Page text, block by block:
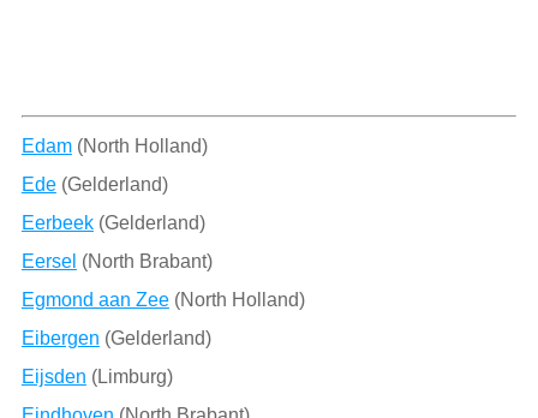
Edam(North Holland)
Ede(Gelderland)
Eerbeek(Gelderland)
Eersel (North Brabant)
Egmond aan Zee(North Holland)
Eibergen (Gelderland)
Eijsden (Limburg)